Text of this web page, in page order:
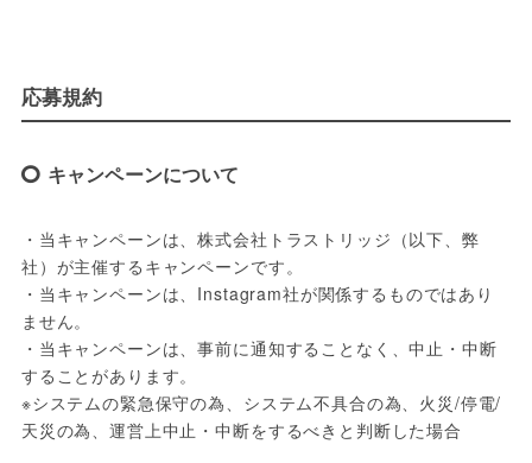
応募規約
キャンペーンについて
・当キャンペーンは、株式会社トラストリッジ（以下、弊
社）が主催するキャンペーンです。
・当キャンペーンは、Instagram社が関係するものではあり
ません。
・当キャンペーンは、事前に通知することなく、中止・中断
することがあります。
※システムの緊急保守の為、システム不具合の為、火災/停電/
天災の為、運営上中止・中断をするべきと判断した場合